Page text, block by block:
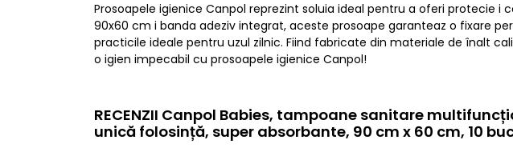
Prosoapele igienice Canpol reprezint soluia ideal pentru a oferi protecie
90x60 cm i banda adeziv integrat, aceste prosoape garanteaz o fixare
practicile ideale pentru uzul zilnic. Fiind fabricate din materiale de înalt
o igien impecabil cu prosoapele igienice Canpol!
RECENZII Canpol Babies, tampoane sanitare
unică folosință, super absorbante, 90 cm x 60 cm, 10